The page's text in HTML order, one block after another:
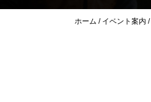
ホーム / イベント案内 /